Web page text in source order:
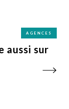
AGENCES
aussi sur